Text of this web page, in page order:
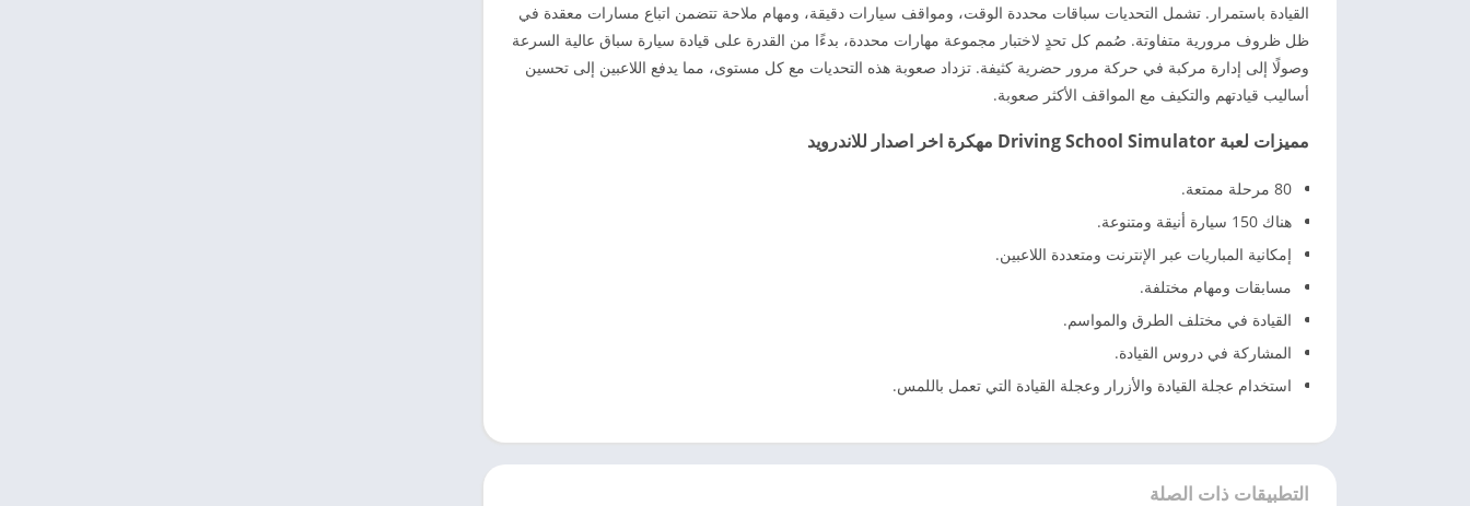
القيادة باستمرار. تشمل التحديات سباقات محددة الوقت، ومواقف سيارات دقيقة، ومهام ملاحة تتضمن اتباع مسارات معقدة في
ظل ظروف مرورية متفاوتة. صُمم كل تحدٍ لاختبار مجموعة مهارات محددة، بدءًا من القدرة على قيادة سيارة سباق عالية السرعة
وصولًا إلى إدارة مركبة في حركة مرور حضرية كثيفة. تزداد صعوبة هذه التحديات مع كل مستوى، مما يدفع اللاعبين إلى تحسين
أساليب قيادتهم والتكيف مع المواقف الأكثر صعوبة.
مميزات لعبة Driving School Simulator مهكرة اخر اصدار للاندرويد
80 مرحلة ممتعة.
هناك 150 سيارة أنيقة ومتنوعة.
إمكانية المباريات عبر الإنترنت ومتعددة اللاعبين.
مسابقات ومهام مختلفة.
القيادة في مختلف الطرق والمواسم.
المشاركة في دروس القيادة.
استخدام عجلة القيادة والأزرار وعجلة القيادة التي تعمل باللمس.
التطبيقات ذات الصلة